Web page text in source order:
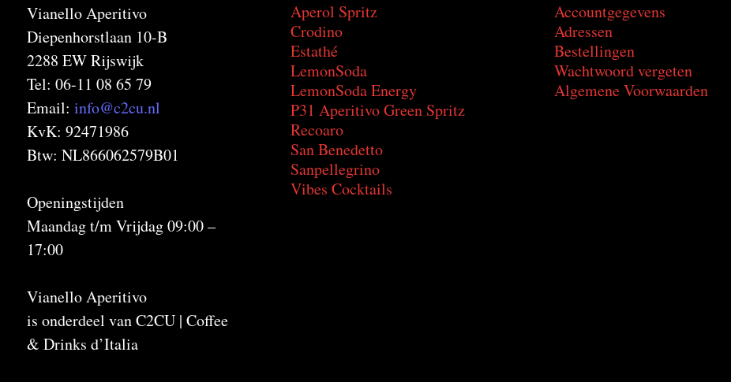
Vianello Aperitivo
Diepenhorstlaan 10-B
2288 EW Rijswijk
Tel: 06-11 08 65 79
Email: info@c2cu.nl
KvK: 92471986
Btw: NL866062579B01
Openingstijden
Maandag t/m Vrijdag 09:00 –
17:00
Vianello Aperitivo
is onderdeel van C2CU | Coffee
& Drinks d’Italia
Aperol Spritz
Crodino
Estathé
LemonSoda
LemonSoda Energy
P31 Aperitivo Green Spritz
Recoaro
San Benedetto
Sanpellegrino
Vibes Cocktails
Accountgegevens
Adressen
Bestellingen
Wachtwoord vergeten
Algemene Voorwaarden